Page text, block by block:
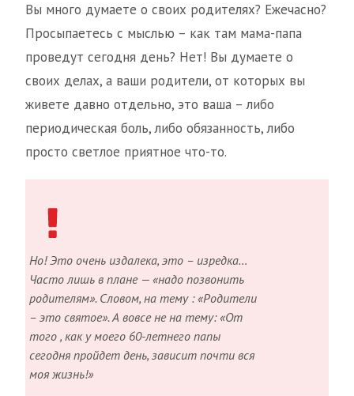
Вы много думаете о своих родителях? Ежечасно?
Просыпаетесь с мыслью – как там мама-папа
проведут сегодня день? Нет! Вы думаете о
своих делах, а ваши родители, от которых вы
живете давно отдельно, это ваша – либо
периодическая боль, либо обязанность, либо
просто светлое приятное что-то.
Но! Это очень издалека, это – изредка…
Часто лишь в плане — «надо позвонить
родителям». Словом, на тему : «Родители
– это святое». А вовсе не на тему: «От
того , как у моего 60-летнего папы
сегодня пройдет день, зависит почти вся
моя жизнь!»